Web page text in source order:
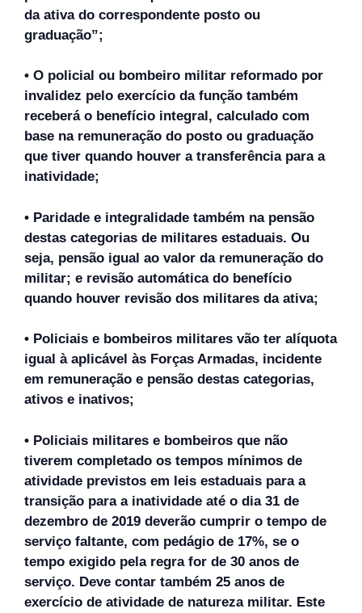
da ativa do correspondente posto ou
graduação”;
• O policial ou bombeiro militar reformado por
invalidez pelo exercício da função também
receberá o benefício integral, calculado com
base na remuneração do posto ou graduação
que tiver quando houver a transferência para a
inatividade;
• Paridade e integralidade também na pensão
destas categorias de militares estaduais. Ou
seja, pensão igual ao valor da remuneração do
militar; e revisão automática do benefício
quando houver revisão dos militares da ativa;
• Policiais e bombeiros militares vão ter alíquota
igual à aplicável às Forças Armadas, incidente
em remuneração e pensão destas categorias,
ativos e inativos;
• Policiais militares e bombeiros que não
tiverem completado os tempos mínimos de
atividade previstos em leis estaduais para a
transição para a inatividade até o dia 31 de
dezembro de 2019 deverão cumprir o tempo de
serviço faltante, com pedágio de 17%, se o
tempo exigido pela regra for de 30 anos de
serviço. Deve contar também 25 anos de
exercício de atividade de natureza militar. Este